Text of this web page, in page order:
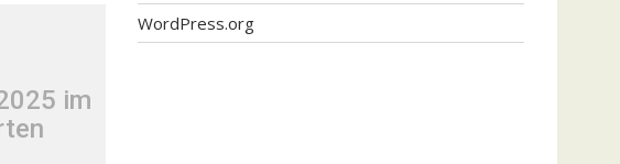
im
WordPress.org